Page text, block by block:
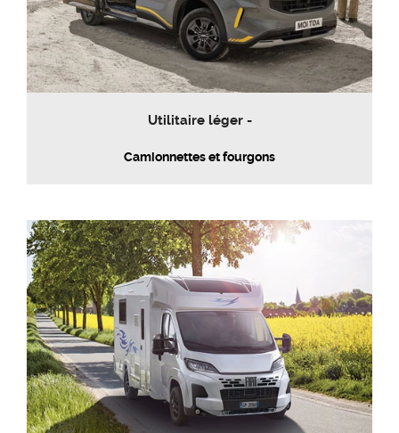
Utilitaire léger -
Camionnettes et fourgons